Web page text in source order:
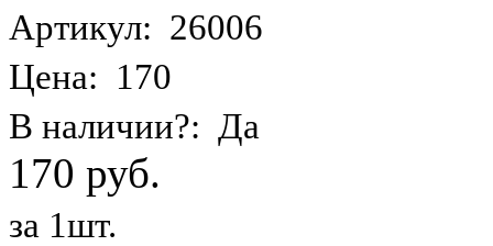
Артикул: 26006
Цена: 170
В наличии?: Да
170 руб.
за 1шт.